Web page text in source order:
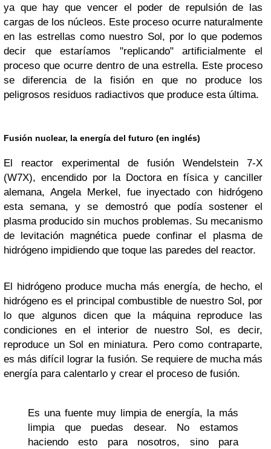
ya que hay que vencer el poder de repulsión de las
cargas de los núcleos. Este proceso ocurre naturalmente
en las estrellas como nuestro Sol, por lo que podemos
decir que estaríamos "replicando" artificialmente el
proceso que ocurre dentro de una estrella. Este proceso
se diferencia de la fisión en que no produce los
peligrosos residuos radiactivos que produce esta última.
Fusión nuclear, la energía del futuro (en inglés)
El reactor experimental de fusión Wendelstein 7-X
(W7X), encendido por la Doctora en física y canciller
alemana, Angela Merkel, fue inyectado con hidrógeno
esta semana, y se demostró que podía sostener el
plasma producido sin muchos problemas. Su mecanismo
de levitación magnética puede confinar el plasma de
hidrógeno impidiendo que toque las paredes del reactor.
El hidrógeno produce mucha más energía, de hecho, el
hidrógeno es el principal combustible de nuestro Sol, por
lo que algunos dicen que la máquina reproduce las
condiciones en el interior de nuestro Sol, es decir,
reproduce un Sol en miniatura. Pero como contraparte,
es más difícil lograr la fusión. Se requiere de mucha más
energía para calentarlo y crear el proceso de fusión.
Es una fuente muy limpia de energía, la más
limpia que puedas desear. No estamos
haciendo esto para nosotros, sino para